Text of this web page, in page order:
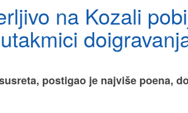
na Kozali
postigao je najviše poena,